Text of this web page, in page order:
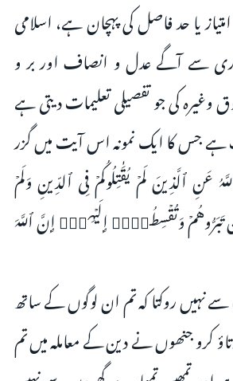
یا حد فاصل کی پہچان ہے، اسلامی
سے آگے عدل و انصاف اور بر و
وغیرہ کی جو تفصیلی تعلیمات دیتی ہے
جس کا ایک نمونہ اس آیت میں گزر
عَنِ ٱلَّذِینَ لَمۡ یُقَـٰتِلُوكُمۡ فِی ٱلدِّینِ وَلَمۡ
أَن تَبَرُّوهُمۡ وَتُقۡسِطُوۤا۟ إِلَیۡهِمۡۚ إِنَّ ٱللَّهَ
نہیں روکتا کہ تم ان لوگوں کے ساتھ
کرو جنھوں نے دین کے معاملہ میں تم